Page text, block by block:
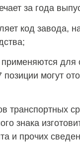
за года
код завода,
могут
транспортных
знака
и прочих